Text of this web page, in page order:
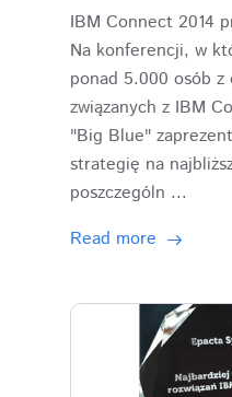
IBM Connect 2014
Na konferencji, w
ponad 5.000 osób z
związanych z IBM
"Big Blue"
strategię na
poszczególn ...
Read more